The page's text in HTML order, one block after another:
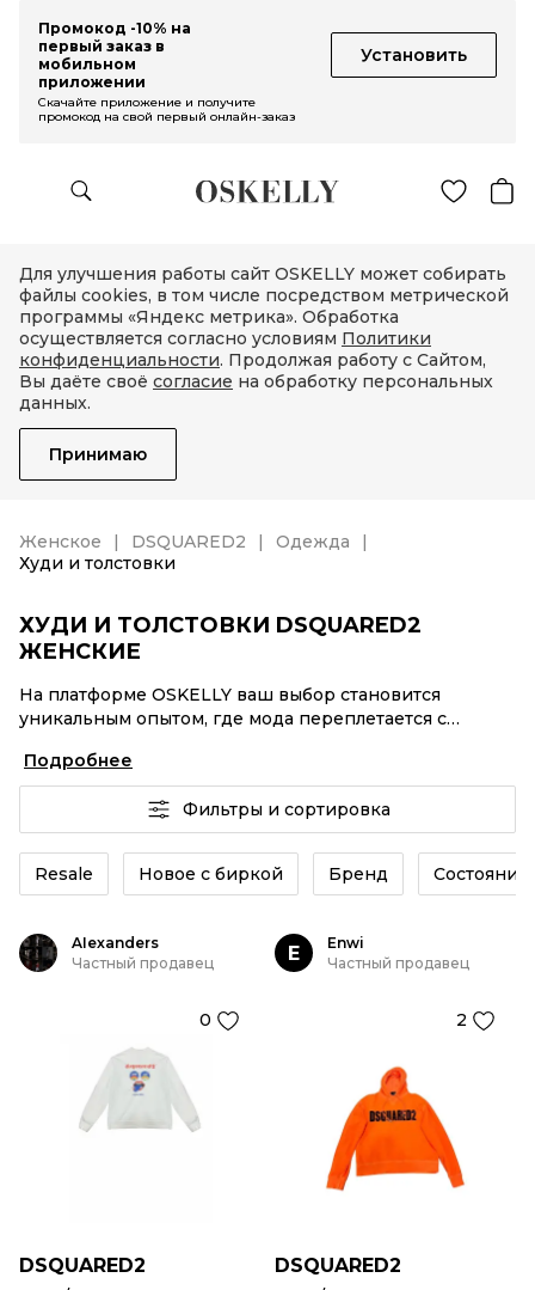
Промокод -10% на
первый заказ в
мобильном
приложении
Установить
Скачайте приложение и получите
промокод на свой первый онлайн-заказ
Для улучшения работы сайт OSKELLY может собирать
файлы cookies, в том числе посредством метрической
программы «Яндекс метрика». Обработка
осуществляется согласно условиям Политики
конфиденциальности. Продолжая работу с Сайтом,
Вы даёте своё согласие на обработку персональных
данных.
Принимаю
Женское DSQUARED2
Одежда
Худи и толстовки
ХУДИ И ТОЛСТОВКИ DSQUARED2
ЖЕНСКИЕ
На платформе OSKELLY ваш выбор становится
уникальным опытом, где мода переплетается с
аутентификация каждого заказа – Худи и толстовки
DSQUARED2 женские от селлеров OSKELLY с быстрой
доставкой по России. Ваш стиль не ждет, и мы тоже!
Винтажные изделия или Худи и толстовки
DSQUARED2 женские из новых коллекций –
заказывайте на сайте или в приложении OSKELLY с
Подробнее
Фильтры и сортировка
Resale Новое с биркой Бренд Состояние
AIexanders
Частный продавец
0
DSQUARED2
E
Enwi
Частный продавец
2
DSQUARED2